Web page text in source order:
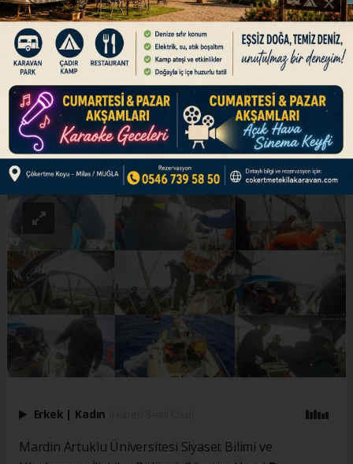
Küresel Sumud Filosu girişimi, Gazze’deki
insanlık krizinin ve İsrail merkezli şiddetin artık
bölgesel değil küresel bir mesele olduğunu
tescil etmiştir.
ABONE OL
Erkek | Kadın
Mardin Artuklu Üniversitesi Siyaset Bilimi ve